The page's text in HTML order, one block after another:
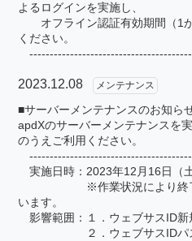
よるログインを実施し、
オフライン認証有効期間（1
ください。
2023.12.08 メンテナンス
■サーバーメンテナンスのお知ら
apdXのサーバーメンテナンスを
のうえご利用ください。
実施日時：2023年12月16日（
※作業状況により終
います。
影響範囲：１．ウェブサスID新
２．ウェブサスID